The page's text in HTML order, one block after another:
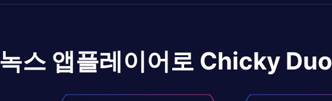
녹스 앱플레이어로 Chicky Duo